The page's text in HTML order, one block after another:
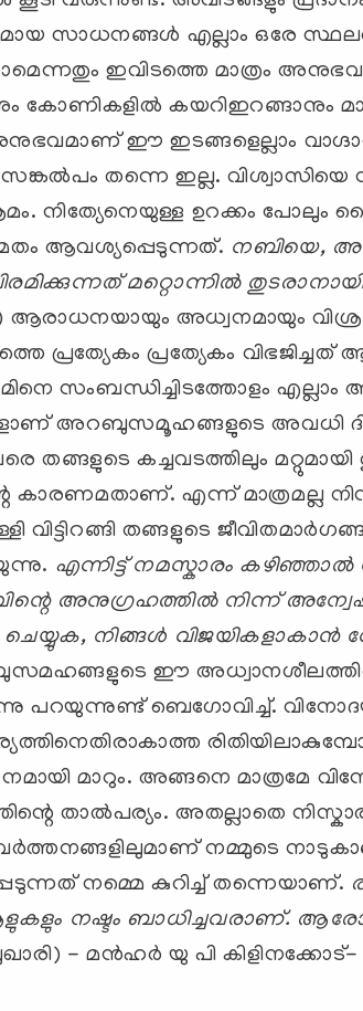
സാധനങ്ങള്‍ എല്ലാം ഒരേ
ഇവിടത്തെ മാത്രം
കോണികളില്‍ കയറിഇറങ്ങാനും
ഈ ഇടങ്ങളെല്ലാം
തന്നെ ഇല്ല. വിശ്വാസിയെ
നിത്യേനെയുള്ള ഉറക്കം പോലും
ആവശ്യപ്പെടുന്നത്. നബിയെ,
മറ്റൊന്നില്‍
അധ്വനമായും
പ്രത്യേകം പ്രത്യേകം
സംബന്ധിച്ചിടത്തോളം
അറബുസമൂഹങ്ങളുടെ അവധി
തങ്ങളുടെ കച്ചവടത്തിലും
കാരണമതാണ്. എന്ന് മാത്രമല്ല
വിട്ടിറങ്ങി തങ്ങളുടെ
എന്നിട്ട് നമസ്കാരം
അനുഗ്രഹത്തില്‍ നിന്ന്
നിങ്ങള്‍ വിജയികളാകാന്‍
ഈ
പറയുന്നുണ്ട് ബെഗോവിച്ച്.
മാറും. അങ്ങനെ മാത്രമേ
താല്‍പര്യം. അതല്ലാതെ
നമ്മുടെ
നമ്മെ കുറിച്ച് തന്നെയാണ്.
നഷ്ടം ബാധിച്ചവരാണ്.
- മന്‍ഹര്‍ യു പി കിളിനക്കോട്-